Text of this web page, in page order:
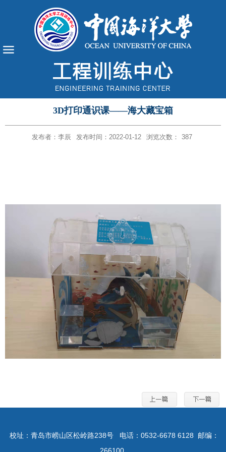
3D打印通识课——海大藏宝箱
发布者：李辰 发布时间：2022-01-12 浏览次数： 387
校址：青岛市崂山区松岭路238号 电话：0532-6678 6128
邮编：